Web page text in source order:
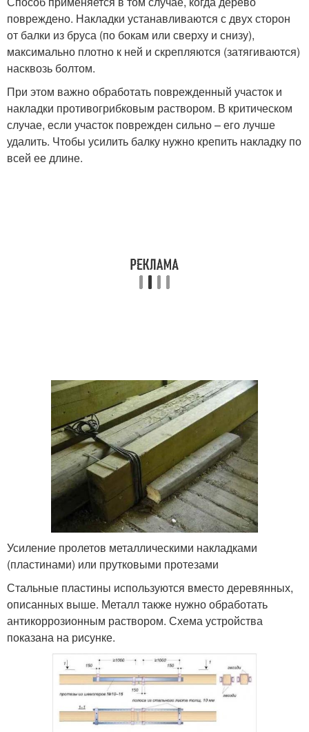
повреждено. Накладки устанавливаются с двух сторон
от балки из бруса (по бокам или сверху и снизу),
максимально плотно к ней и скрепляются (затягиваются)
насквозь болтом.
При этом важно обработать поврежденный участок и
накладки противогрибковым раствором. В критическом
случае, если участок поврежден сильно – его лучше
удалить. Чтобы усилить балку нужно крепить накладку по
всей ее длине.
Усиление пролетов металлическими накладками
(пластинами) или прутковыми протезами
Стальные пластины используются вместо деревянных,
описанных выше. Металл также нужно обработать
антикоррозионным раствором. Схема устройства
показана на рисунке.